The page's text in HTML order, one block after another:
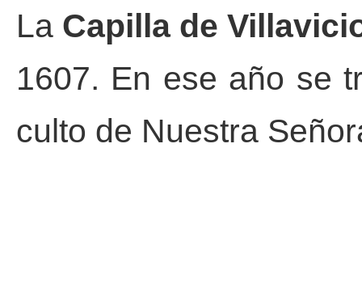
La Capilla de
1607. En ese año se
culto de Nuestra